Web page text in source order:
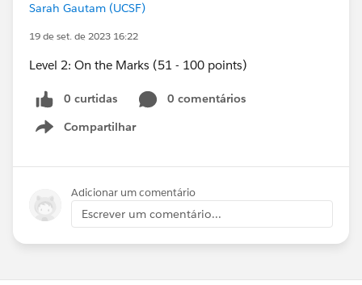
Sarah Gautam (UCSF)
19 de set. de 2023 16:22
Level 2: On the Marks (51 - 100 points)
0 curtidas
0 comentários
Compartilhar
Show menu
Adicionar um comentário
Escrever um comentário...